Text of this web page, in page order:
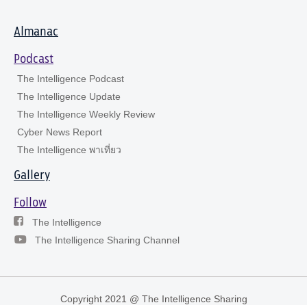
Almanac
Podcast
The Intelligence Podcast
The Intelligence Update
The Intelligence Weekly Review
Cyber News Report
The Intelligence พาเที่ยว
Gallery
Follow
The Intelligence
The Intelligence Sharing Channel
Copyright 2021 @ The Intelligence Sharing